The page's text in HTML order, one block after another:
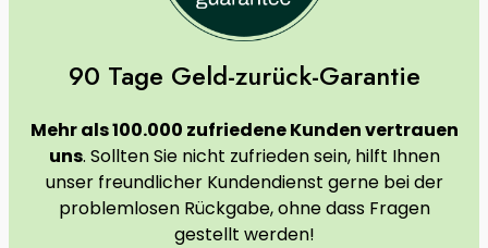
90 Tage Geld-zurück-Garantie
Mehr als 100.000 zufriedene Kunden vertrauen
uns. Sollten Sie nicht zufrieden sein, hilft Ihnen
unser freundlicher Kundendienst gerne bei der
problemlosen Rückgabe, ohne dass Fragen
gestellt werden!